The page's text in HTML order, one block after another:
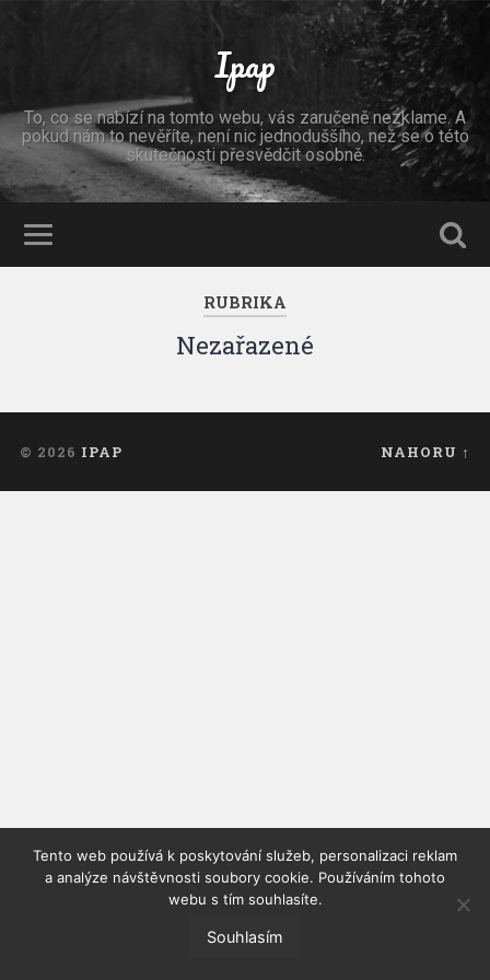
Ipap
To, co se nabízí na tomto webu, vás zaručeně nezklame. A
pokud nám to nevěříte, není nic jednoduššího, než se o této
skutečnosti přesvědčit osobně.
RUBRIKA
Nezařazené
© 2026 IPAP NAHORU ↑
Tento web používá k poskytování služeb, personalizaci reklam
a analýze návštěvnosti soubory cookie. Používáním tohoto
webu s tím souhlasíte.
Souhlasím